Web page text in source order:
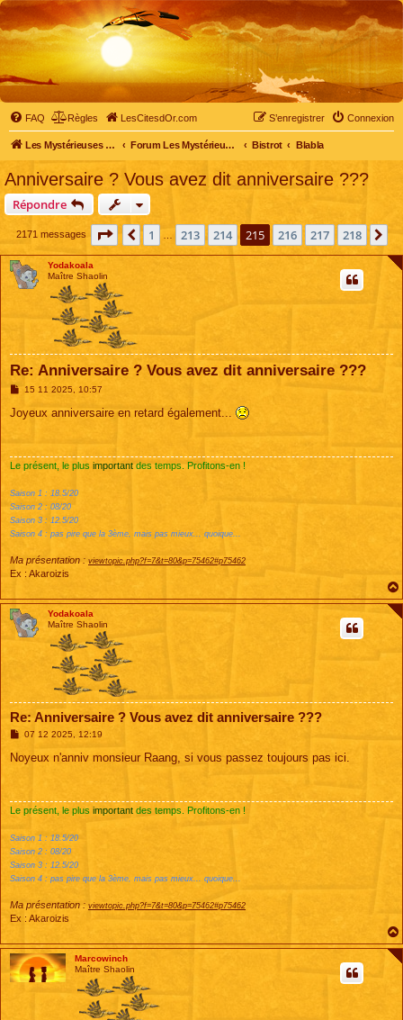
FAQ Règles LesCitesdOr.com Connexion
S’enregistrer
Les Mystérieuses Cités d'Or - LesCitesdOr.com Forum Les Mystérieuses Cités d'Or Bistrot Blabla
Anniversaire ? Vous avez dit anniversaire ???
Répondre
2171 messages Page 215 sur218
Précédente
1 213 214 215 216 217 218
Yodakoala
Maître Shaolin
Re: Anniversaire ? Vous avez dit anniversaire ???
M
s
s
15 11 2025, 10:57
Joyeux anniversaire en retard également...
Le présent, le plus important des temps. Profitons-en !
Saison 1 : 18.5/20
Saison 2 : 08/20
Saison 3 : 12.5/20
Saison 4 : pas pire que la 3ème, mais pas mieux... quoique...
Ma présentation : viewtopic.php?f=7&t=80&p=75462#p75462
Ex : Akaroizis
Yodakoala
Maître Shaolin
Re: Anniversaire ? Vous avez dit anniversaire ???
M
s
s
07 12 2025, 12:19
Noyeux n'anniv monsieur Raang, si vous passez toujours pas ici.
Le présent, le plus important des temps. Profitons-en !
Saison 1 : 18.5/20
Saison 2 : 08/20
Saison 3 : 12.5/20
Saison 4 : pas pire que la 3ème, mais pas mieux... quoique...
Ma présentation : viewtopic.php?f=7&t=80&p=75462#p75462
Ex : Akaroizis
Marcowinch
Maître Shaolin